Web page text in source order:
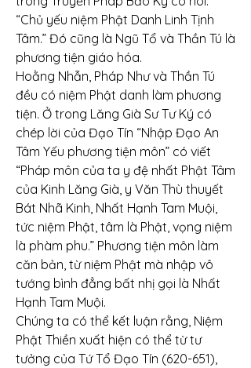
“Chủ yếu niệm Phật Danh Linh Tịnh
Tâm.” Đó cũng là Ngũ Tổ và Thần Tú là
phương tiện giáo hóa.
Hoằng Nhẫn, Pháp Như và Thần Tú
đều có niệm Phật danh làm phương
tiện. Ở trong Lăng Già Sư Tư Ký có
chép lời của Đạo Tín “Nhập Đạo An
Tâm Yếu phương tiện môn” có viết
“Pháp môn của ta y đệ nhất Phật Tâm
của Kinh Lăng Già, y Văn Thù thuyết
Bát Nhã Kinh, Nhất Hạnh Tam Muội,
tức niệm Phật, tâm là Phật, vọng niệm
là phàm phu.” Phương tiện môn làm
căn bản, từ niệm Phật mà nhập vô
tướng bình đẳng bất nhị gọi là Nhất
Hạnh Tam Muội.
Chúng ta có thể kết luận rằng, Niệm
Phật Thiền xuất hiện có thể từ tư
tưởng của Tứ Tổ Đạo Tín (620-651),